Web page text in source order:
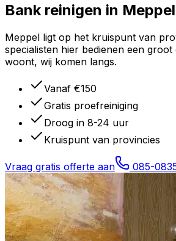
Bank reinigen in Meppel
Meppel ligt op het kruispunt van
specialisten hier bedienen een groot
woont, wij komen langs.
Vanaf €150
Gratis proefreiniging
Droog in 8-24 uur
Kruispunt van provincies
Vraag gratis offerte aan 085-